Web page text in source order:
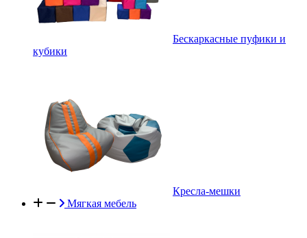
Бескаркасные пуфики и
кубики
Кресла-мешки
Мягкая мебель